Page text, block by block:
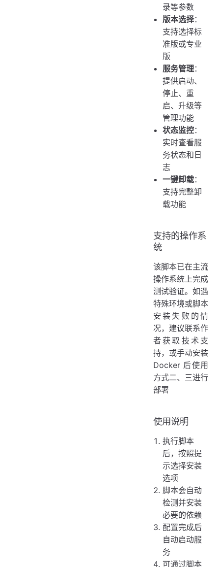
录等参数
版本选择：
支持选择标
准版或专业
版
服务管理：
提供启动、
停止、重
启、升级等
管理功能
状态监控：
实时查看服
务状态和日
志
一键卸载：
支持完整卸
载功能
支持的操作系
统
该脚本已在主流
操作系统上完成
测试验证。如遇
特殊环境或脚本
安装失败的情
况，建议联系作
者获取技术支
持，或手动安装
Docker 后使用
方式二、三进行
部署
使用说明
执行脚本
后，按照提
示选择安装
选项
脚本会自动
检测并安装
必要的依赖
配置完成后
自动启动服
务
可通过脚本